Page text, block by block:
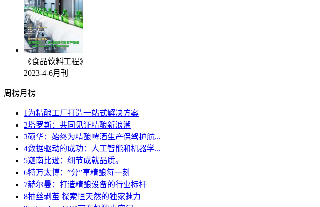
《食品饮料工程》
2023-4-6月刊
周榜月榜
1 为精酿工厂打造一站式解决方案
2塔罗斯：共同见证精酿新浪潮
3硕华：始终为精酿啤酒生产保驾护航...
4数据驱动的成功：人工智能和机器学...
5迦南比逊：细节成就品质。
6特万太博：”分”享精酿每一刻
7赫尔曼：打造精酿设备的行业标杆
8抽丝剥茧 探索恒天然的独家魅力